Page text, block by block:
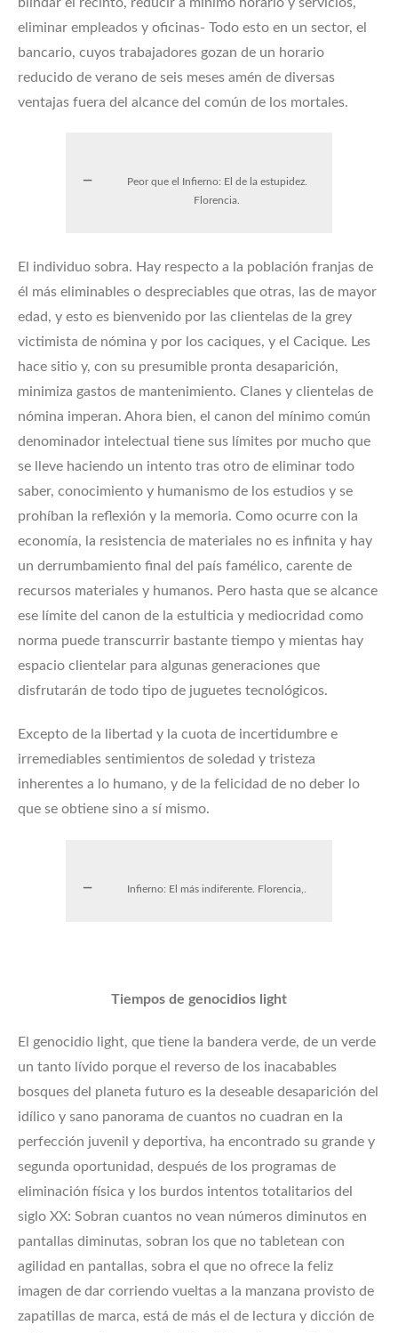
eliminar empleados y oficinas- Todo esto en un sector, el
bancario, cuyos trabajadores gozan de un horario
reducido de verano de seis meses amén de diversas
ventajas fuera del alcance del común de los mortales.
Peor que el Infierno: El de la estupidez.
Florencia.
El individuo sobra. Hay respecto a la población franjas de
él más eliminables o despreciables que otras, las de mayor
edad, y esto es bienvenido por las clientelas de la grey
victimista de nómina y por los caciques, y el Cacique. Les
hace sitio y, con su presumible pronta desaparición,
minimiza gastos de mantenimiento. Clanes y clientelas de
nómina imperan. Ahora bien, el canon del mínimo común
denominador intelectual tiene sus límites por mucho que
se lleve haciendo un intento tras otro de eliminar todo
saber, conocimiento y humanismo de los estudios y se
prohíban la reflexión y la memoria. Como ocurre con la
economía, la resistencia de materiales no es infinita y hay
un derrumbamiento final del país famélico, carente de
recursos materiales y humanos. Pero hasta que se alcance
ese límite del canon de la estulticia y mediocridad como
norma puede transcurrir bastante tiempo y mientas hay
espacio clientelar para algunas generaciones que
disfrutarán de todo tipo de juguetes tecnológicos.
Excepto de la libertad y la cuota de incertidumbre e
irremediables sentimientos de soledad y tristeza
inherentes a lo humano, y de la felicidad de no deber lo
que se obtiene sino a sí mismo.
Infierno: El más indiferente. Florencia,.
Tiempos de genocidios light
El genocidio light, que tiene la bandera verde, de un verde
un tanto lívido porque el reverso de los inacabables
bosques del planeta futuro es la deseable desaparición del
idílico y sano panorama de cuantos no cuadran en la
perfección juvenil y deportiva, ha encontrado su grande y
segunda oportunidad, después de los programas de
eliminación física y los burdos intentos totalitarios del
siglo XX: Sobran cuantos no vean números diminutos en
pantallas diminutas, sobran los que no tabletean con
agilidad en pantallas, sobra el que no ofrece la feliz
imagen de dar corriendo vueltas a la manzana provisto de
zapatillas de marca, está de más el de lectura y dicción de